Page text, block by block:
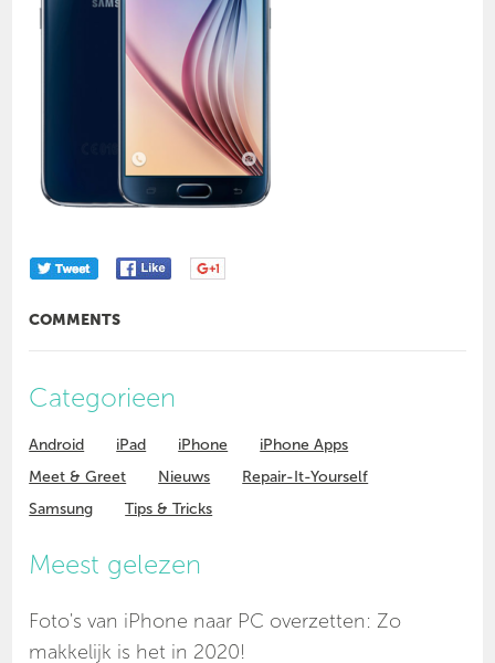
COMMENTS
Categorieen
Android iPad iPhone
iPhone Apps
Meet & Greet
Nieuws
Repair-It-Yourself
Samsung
Tips & Tricks
Meest gelezen
Foto's van iPhone naar PC overzetten: Zo
makkelijk is het in 2020!